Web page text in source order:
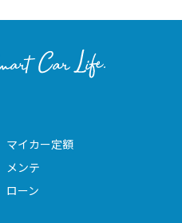
マイカー定額
メンテ
ローン